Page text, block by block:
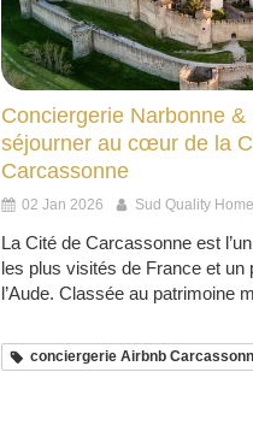
Conciergerie Narbonne &
séjourner au cœur de la
Carcassonne
02 Jan 2026 Sud Quality
La Cité de Carcassonne est
les plus visités de France et un
l’Aude. Classée au patrimoine
conciergerie Airbnb